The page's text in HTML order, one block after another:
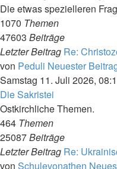
Die etwas spezielleren
1070 Themen
47603 Beiträge
Letzter Beitrag Re:
von Peduli Neuester
Samstag 11. Juli 2026,
Die Sakristei
Ostkirchliche Themen.
464 Themen
25087Beiträge
Letzter Beitrag Re:
von Schulevonathen